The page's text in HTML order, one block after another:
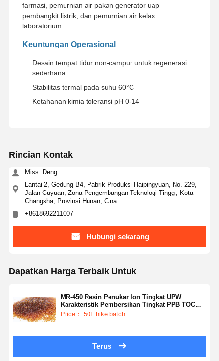
Kasus
Minta
Penawaran
Harga
Sistem Air Ultra Murni Laboratorium
Mesin Air Ultra Murni
sistem pemurnian air ultra murni
Sistem Air RO Ultra Murni
Sistem Pembersihan Air Industri
Mesin Air Deionisasi
Konsumsi Pembersihan Air
Aksesoris sistem pemurnian air
farmasi, pemurnian air pakan generator uap
pembangkit listrik, dan pemurnian air kelas
laboratorium.
Keuntungan Operasional
Desain tempat tidur non-campur untuk regenerasi
sederhana
Stabilitas termal pada suhu 60°C
Ketahanan kimia toleransi pH 0-14
Rincian Kontak
Miss. Deng
Lantai 2, Gedung B4, Pabrik Produksi Haipingyuan, No. 229,
Jalan Guyuan, Zona Pengembangan Teknologi Tinggi, Kota
Changsha, Provinsi Hunan, Cina.
+8618692211007
Hubungi sekarang
Dapatkan Harga Terbaik Untuk
MR-450 Resin Penukar Ion Tingkat UPW
Karakteristik Pembersihan Tingkat PPB TOC
yang Lebih Rendah
Price： 50L hike batch
Terus